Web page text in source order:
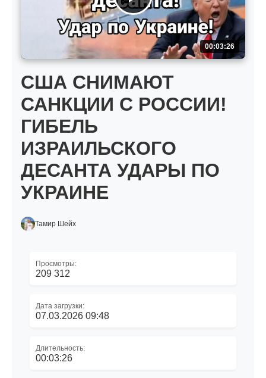
00:03:26
США СНИМАЮТ
САНКЦИИ С РОССИИ!
ГИБЕЛЬ
ИЗРАИЛЬСКОГО
ДЕСАНТА УДАРЫ ПО
УКРАИНЕ
Тамир Шейх
Просмотры:
209 312
Дата загрузки:
07.03.2026 09:48
Длительность:
00:03:26